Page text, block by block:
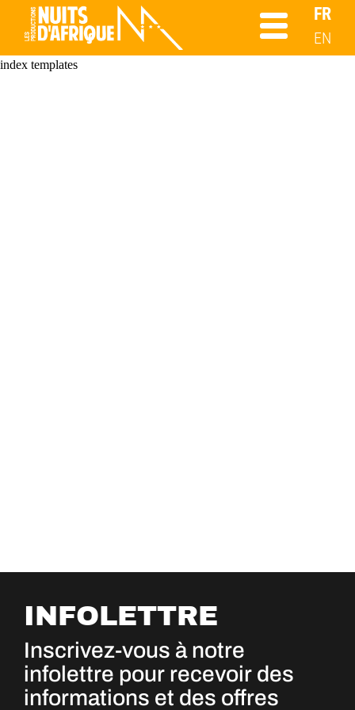
FR
EN
index templates
INFOLETTRE
Inscrivez-vous à notre
infolettre pour recevoir des
informations et des offres